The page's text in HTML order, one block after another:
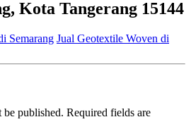
Kota Tangerang 15144
Semarang Jual Geotextile Woven di
published. Required fields are